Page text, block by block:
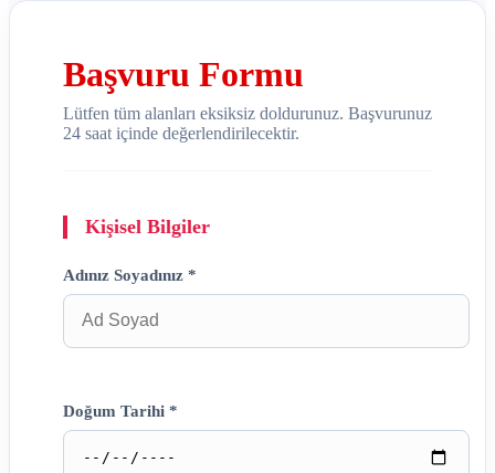
Başvuru Formu
Lütfen tüm alanları eksiksiz doldurunuz. Başvurunuz
24 saat içinde değerlendirilecektir.
Kişisel Bilgiler
Adınız Soyadınız *
Doğum Tarihi *